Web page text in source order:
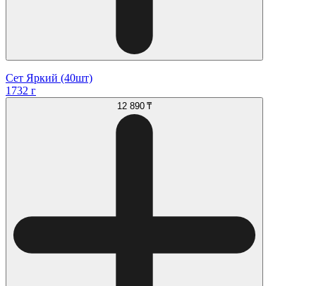
Сет Яркий (40шт)
1732 г
12 890 ₸